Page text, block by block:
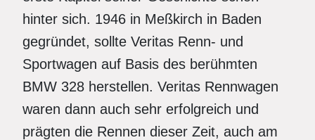
hinter sich. 1946 in Meßkirch in Baden
gegründet, sollte Veritas Renn- und
Sportwagen auf Basis des berühmten
BMW 328 herstellen. Veritas Rennwagen
waren dann auch sehr erfolgreich und
prägten die Rennen dieser Zeit, auch am